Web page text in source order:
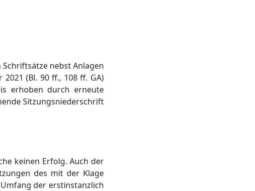
nebst Anlagen
(Bl. 90 ff., 108 ff. GA)
erhoben durch erneute
Sitzungsniederschrift
keinen Erfolg. Auch der
des mit der Klage
der erstinstanzlich